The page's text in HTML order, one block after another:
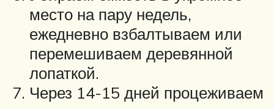
место на пару недель,
ежедневно взбалтываем или
перемешиваем деревянной
лопаткой.
Через 14-15 дней процеживаем